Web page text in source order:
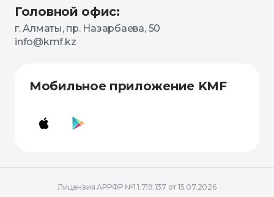
Головной офис:
г. Алматы, пр. Назарбаева, 50
info@kmf.kz
Мобильное приложение KMF
Лицензия АРРФР №1.1.719.137 от 15.07.2026